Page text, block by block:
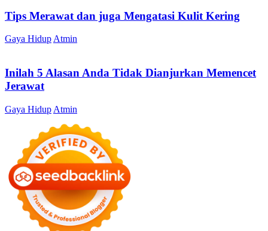
Tips Merawat dan juga Mengatasi Kulit Kering
Gaya Hidup Atmin
Inilah 5 Alasan Anda Tidak Dianjurkan Memencet
Jerawat
Gaya Hidup Atmin